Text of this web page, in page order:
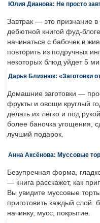
Юлия Дианова: Не просто
Завтрак — это признание
дебютной книгой фуд-
начинаться с бабочек в
повторить из подручных
некоторых блюд уйдет 5
Дарья Близнюк: «Заготовки
Домашние заготовки —
фрукты и овощи круглый
делать их легко и под
более баночка угощения,
лучший подарок.
Анна Аксёнова: Муссовые
Безупречная форма,
— книга расскажет, как
Вы увидите муссовые
приготовить каждый слой:
начинку, мусс, покрытие.